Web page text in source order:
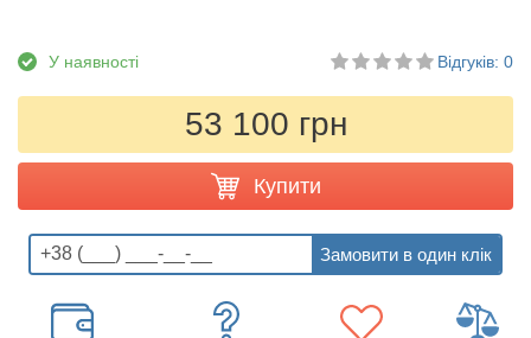
У наявності Відгуків: 0
53 100 грн
Купити